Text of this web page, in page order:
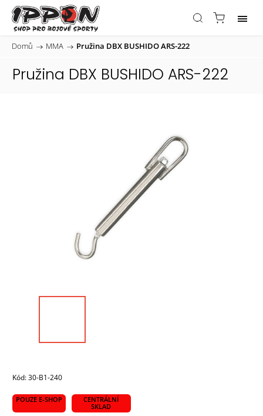
Domů / MMA / Pružina DBX BUSHIDO ARS-222
Pružina DBX BUSHIDO ARS-222
Kód:30-B1-240
POUZE E-SHOP
CENTRÁLNÍ
SKLAD